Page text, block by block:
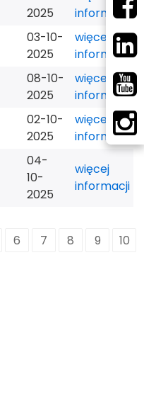
2025
informacji
03-10-
2025
więcej
informacji
08-10-
2025
więcej
informacji
02-10-
2025
więcej
informacji
04-
10-
2025
więcej
informacji
6 7 8 9
10